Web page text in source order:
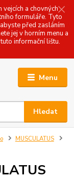
a chovných
formuláře. Tyto
před zasláním
jej v horním menu a
informační lištu.
Menu
Hledat
MUSCULATUS